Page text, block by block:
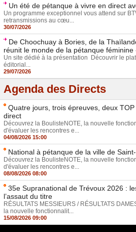
Un été de pétanque à vivre en direct
Un programme exceptionnel vous attend sur
retransmissions au cœu...
30/07/2026
De Choochuay à Bories, de la
réunit le monde de la pétanque féminine
Un site dédié à la présentation Découvrir le
éditorial...
29/07/2026
Agenda des Directs
Quatre jours, trois épreuves, deux
direct
Découvrez la BoulisteNOTE, la nouvelle
d'évaluer les rencontres e...
04/08/2026 15:00
National à pétanque de la ville de
Découvrez la BoulisteNOTE, la nouvelle
d'évaluer les rencontres e...
08/08/2026 08:00
35e Supranational de Trévoux 2026 :
l’assaut du titre
RÉSULTATS MESSIEURS / RÉSULTATS
la nouvelle fonctionnalit...
15/08/2026 09:00